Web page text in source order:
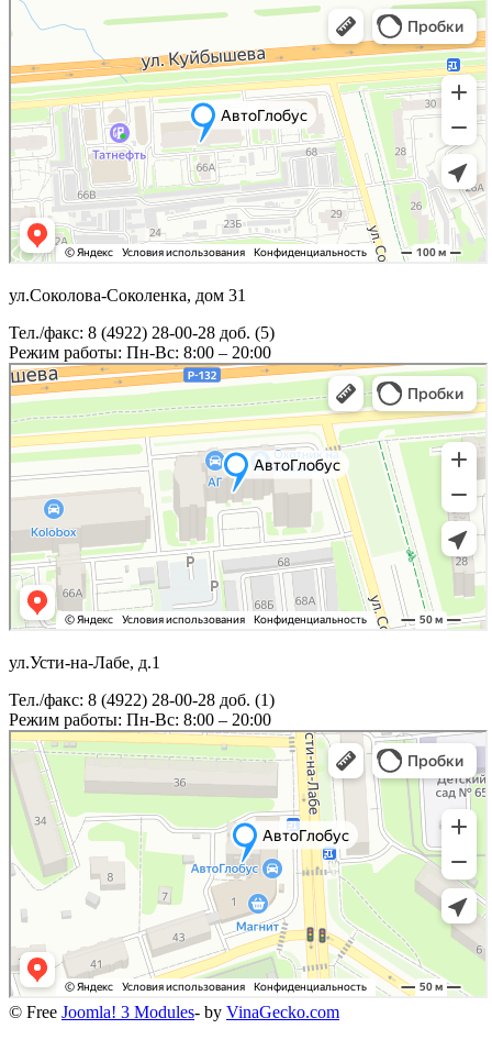
ул.Соколова-Соколенка, дом 31
Тел./факс: 8 (4922) 28-00-28 доб. (5)
Режим работы: Пн-Вс: 8:00 – 20:00
ул.Усти-на-Лабе, д.1
Тел./факс: 8 (4922) 28-00-28 доб. (1)
Режим работы: Пн-Вс: 8:00 – 20:00
© Free Joomla! 3 Modules- by VinaGecko.com